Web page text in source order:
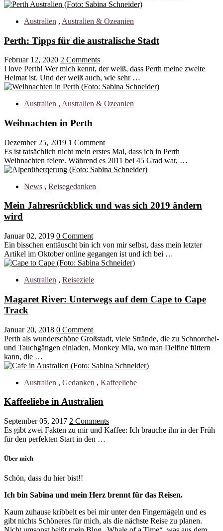
Australien , Australien & Ozeanien
Perth: Tipps für die australische Stadt
Februar 12, 2020 2 Comments
I love Perth! Wer mich kennt, der weiß, dass Perth meine zweite
Heimat ist. Und der weiß auch, wie sehr …
Australien , Australien & Ozeanien
Weihnachten in Perth
Dezember 25, 2019 1 Comment
Es ist tatsächlich nicht mein erstes Mal, dass ich in Perth
Weihnachten feiere. Während es 2011 bei 45 Grad war, …
News , Reisegedanken
Mein Jahresrückblick und was sich 2019 ändern
wird
Januar 02, 2019 0 Comment
Ein bisschen enttäuscht bin ich von mir selbst, dass mein letzter
Artikel im Oktober online gegangen ist und ich bei …
Australien , Reiseziele
Magaret River: Unterwegs auf dem Cape to Cape
Track
Januar 20, 2018 0 Comment
Perth als wunderschöne Großstadt, viele Strände, die zu Schnorchel-
und Tauchgängen einladen, Monkey Mia, wo man Delfine füttern
kann, die …
Australien , Gedanken , Kaffeeliebe
Kaffeeliebe in Australien
September 05, 2017 2 Comments
Es gibt zwei Fakten zu mir und Kaffee: Ich brauche ihn in der Früh
für den perfekten Start in den …
Über mich
Schön, dass du hier bist!!
Ich bin Sabina und mein Herz brennt für das Reisen.
Kaum zuhause kribbelt es bei mir unter den Fingernägeln und es
gibt nichts Schöneres für mich, als die nächste Reise zu planen.